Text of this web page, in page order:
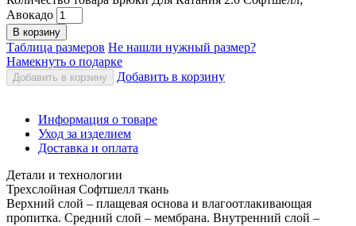
Авокадо
В корзину
Таблица размеров Не нашли нужный размер?
Намекнуть о подарке
Добавить в корзину Добавить в корзину
Информация о товаре
Уход за изделием
Доставка и оплата
Детали и технологии
Трехслойная Софтшелл ткань
Верхний слой – плащевая основа и влагоотлакивающая
пропитка. Средний слой – мембрана. Внутренний слой –